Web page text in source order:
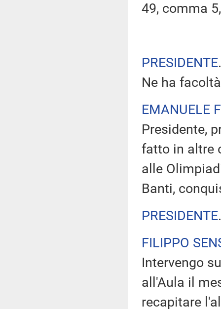
49, comma
PRESIDENTE
Ne ha
EMANUELE
Presidente,
fatto in altre
alle
Banti,
PRESIDENTE
FILIPPO
Intervengo
all'Aula il
recapitare